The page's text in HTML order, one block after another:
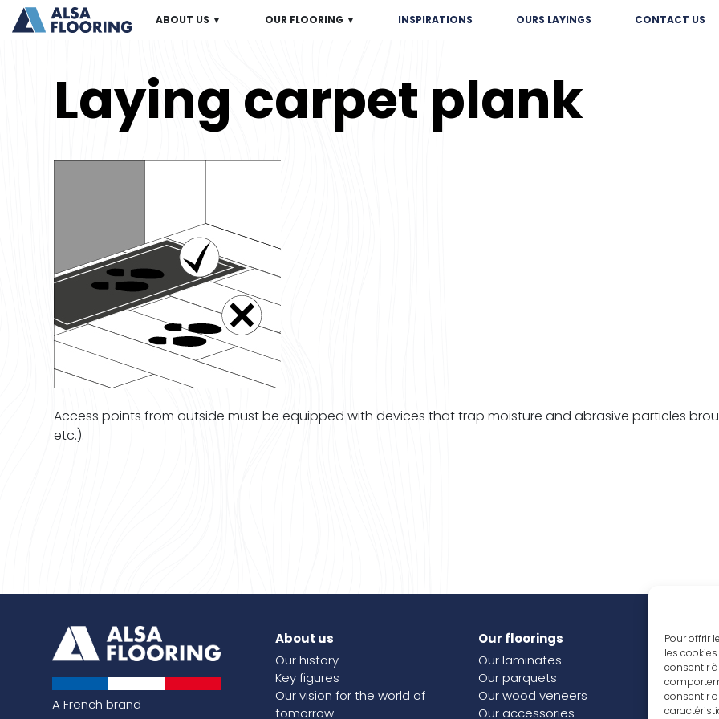
Pour offrir
les
consentir
consentir
ABOUT US ▼ OUR FLOORING ▼ INSPIRATIONS OURS LAYINGS CONTACT US
Laying carpet plank
Access points from outside must be equipped with devices that trap moisture and abrasive particles
etc.).
A French brand
About us
Our history
Key figures
Our vision for the world of
tomorrow
Our floorings
Our laminates
Our parquets
Our wood veneers
Our accessories
Our